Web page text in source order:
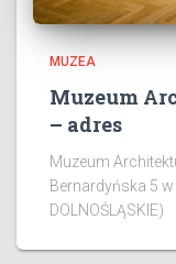
MUZEA
Muzeum
– adres
Muzeum
Bernardyńska 5
DOLNOŚLĄSKIE)